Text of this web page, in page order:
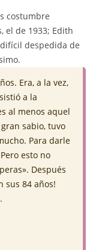
costumbre
el de 1933; Edith
despedida de
Era, a la vez,
a la
al menos aquel
sabio, tuvo
Para darle
esto no
Después
sus 84 años!